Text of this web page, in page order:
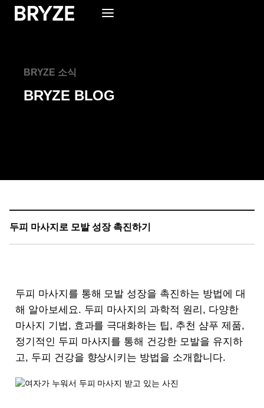
BRYZE 소식
BRYZE BLOG
두피 마사지로 모발 성장 촉진하기
두피 마사지를 통해 모발 성장을 촉진하는 방법에 대
해 알아보세요. 두피 마사지의 과학적 원리, 다양한
마사지 기법, 효과를 극대화하는 팁, 추천 샴푸 제품,
정기적인 두피 마사지를 통해 건강한 모발을 유지하
고, 두피 건강을 향상시키는 방법을 소개합니다.